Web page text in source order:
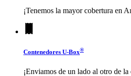
¡Tenemos la mayor cobertura en
Contenedores U-Box®
¡Enviamos de un lado al otro de